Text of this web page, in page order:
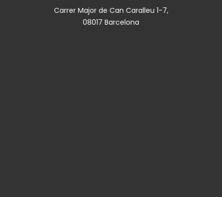
Carrer Major de Can Caralleu 1-7,
08017 Barcelona